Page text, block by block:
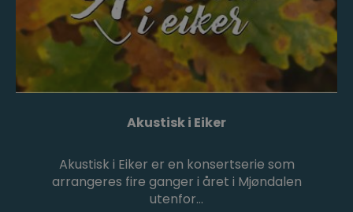
Akustisk i Eiker
Akustisk i Eiker er en konsertserie som
arrangeres fire ganger i året i Mjøndalen
utenfor…